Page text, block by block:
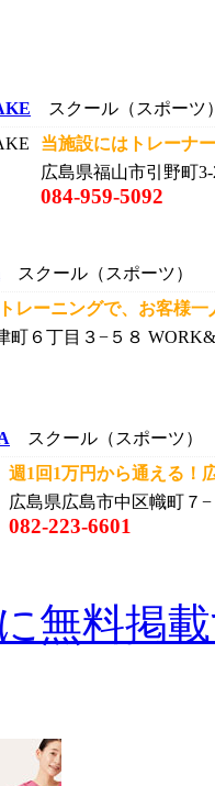
スクール（スポーツ
当施設にはトレーナ
広島県福山市引野町3-
084-959-5092
スクール（スポーツ）
レーニングで、お客様一
町６丁目３−５８
スクール（スポーツ）
週1回1万円から通える！
広島県広島市中区幟町７
082-223-6601
無料掲